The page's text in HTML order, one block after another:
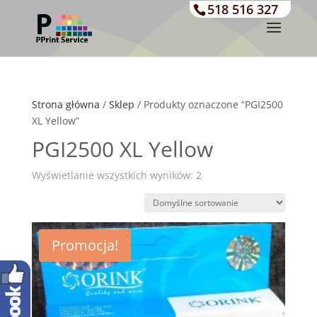
518 516 327
Strona główna / Sklep / Produkty oznaczone “PGI2500
XL Yellow”
PGI2500 XL Yellow
Wyświetlanie wszystkich wyników: 2
Promocja!